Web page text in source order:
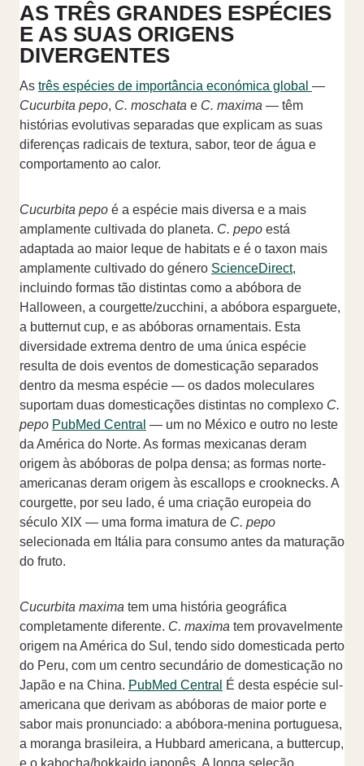
AS TRÊS GRANDES ESPÉCIES
E AS SUAS ORIGENS
DIVERGENTES
As três espécies de importância económica global —
Cucurbita pepo, C. moschata e C. maxima — têm
histórias evolutivas separadas que explicam as suas
diferenças radicais de textura, sabor, teor de água e
comportamento ao calor.
Cucurbita pepo é a espécie mais diversa e a mais
amplamente cultivada do planeta. C. pepo está
adaptada ao maior leque de habitats e é o taxon mais
amplamente cultivado do género ScienceDirect,
incluindo formas tão distintas como a abóbora de
Halloween, a courgette/zucchini, a abóbora esparguete,
a butternut cup, e as abóboras ornamentais. Esta
diversidade extrema dentro de uma única espécie
resulta de dois eventos de domesticação separados
dentro da mesma espécie — os dados moleculares
suportam duas domesticações distintas no complexo C.
pepo PubMed Central — um no México e outro no leste
da América do Norte. As formas mexicanas deram
origem às abóboras de polpa densa; as formas norte-
americanas deram origem às escallops e crooknecks. A
courgette, por seu lado, é uma criação europeia do
século XIX — uma forma imatura de C. pepo
selecionada em Itália para consumo antes da maturação
do fruto.
Cucurbita maxima tem uma história geográfica
completamente diferente. C. maxima tem provavelmente
origem na América do Sul, tendo sido domesticada perto
do Peru, com um centro secundário de domesticação no
Japão e na China. PubMed Central
É desta espécie sul-
americana que derivam as abóboras de maior porte e
sabor mais pronunciado: a abóbora-menina portuguesa,
a moranga brasileira, a Hubbard americana, a buttercup,